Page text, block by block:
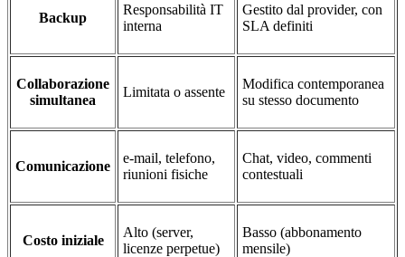
Backup
Responsabilità IT
interna
Gestito dal provider, con
SLA definiti
Collaborazione
simultanea
Limitata o assente
Modifica contemporanea
su stesso documento
Comunicazione
e-mail, telefono,
riunioni fisiche
Chat, video, commenti
contestuali
Costo iniziale
Alto (server,
licenze perpetue)
Basso (abbonamento
mensile)